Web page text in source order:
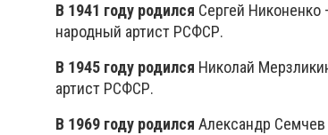
В 1941 году родился Сергей Никоненко
народный артист РСФСР.
В 1945 году родился Николай
артист РСФСР.
В 1969 году родился Александр Семчев